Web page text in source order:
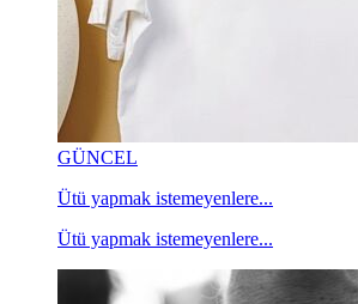
GÜNCEL
Ütü yapmak istemeyenlere...
Ütü yapmak istemeyenlere...